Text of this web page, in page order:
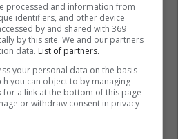
processed and information from
identifiers, and other device
by and shared with 369
by this site. We and our partners
data. List of partners.
your personal data on the basis
you can object to by managing
a link at the bottom of this page
or withdraw consent in privacy